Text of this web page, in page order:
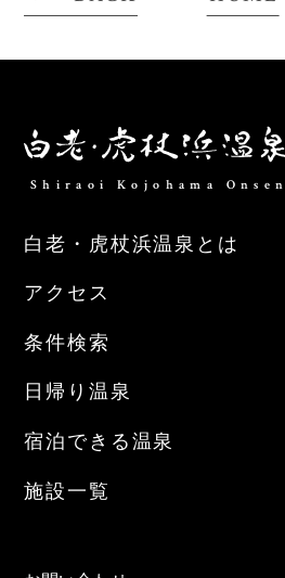
Shiraoi Kojohama Onsen
白老・虎杖浜温泉とは
アクセス
条件検索
日帰り温泉
宿泊できる温泉
施設一覧